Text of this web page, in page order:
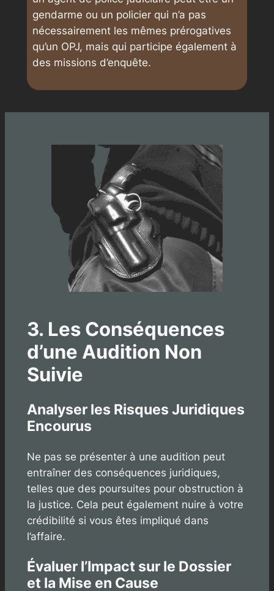
gendarme ou un policier qui n’a pas
nécessairement les mêmes prérogatives
qu’un OPJ, mais qui participe également à
des missions d’enquête.
3. Les Conséquences
d’une Audition Non
Suivie
Analyser les Risques Juridiques
Encourus
Ne pas se présenter à une audition peut
entraîner des conséquences juridiques,
telles que des poursuites pour obstruction à
la justice. Cela peut également nuire à votre
crédibilité si vous êtes impliqué dans
l’affaire.
Évaluer l’Impact sur le Dossier
et la Mise en Cause